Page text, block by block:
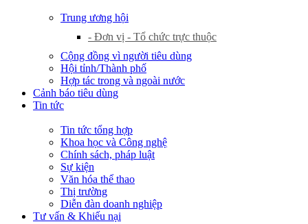
Trung ương hội
- Đơn vị - Tổ chức trực thuộc
Cộng đồng vì người tiêu dùng
Hội tỉnh/Thành phố
Hợp tác trong và ngoài nước
Cảnh báo tiêu dùng
Tin tức
Tin tức tổng hợp
Khoa học và Công nghệ
Chính sách, pháp luật
Sự kiện
Văn hóa thể thao
Thị trường
Diễn đàn doanh nghiệp
Tư vấn & Khiếu nại